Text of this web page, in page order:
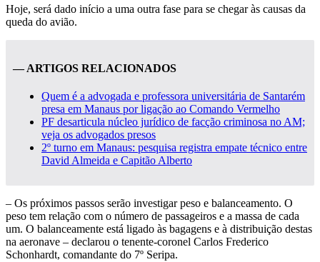
Hoje, será dado início a uma outra fase para se chegar às causas da
queda do avião.
— ARTIGOS RELACIONADOS
Quem é a advogada e professora universitária de Santarém
presa em Manaus por ligação ao Comando Vermelho
PF desarticula núcleo jurídico de facção criminosa no AM;
veja os advogados presos
2º turno em Manaus: pesquisa registra empate técnico entre
David Almeida e Capitão Alberto
– Os próximos passos serão investigar peso e balanceamento. O
peso tem relação com o número de passageiros e a massa de cada
um. O balanceamente está ligado às bagagens e à distribuição destas
na aeronave – declarou o tenente-coronel Carlos Frederico
Schonhardt, comandante do 7º Seripa.